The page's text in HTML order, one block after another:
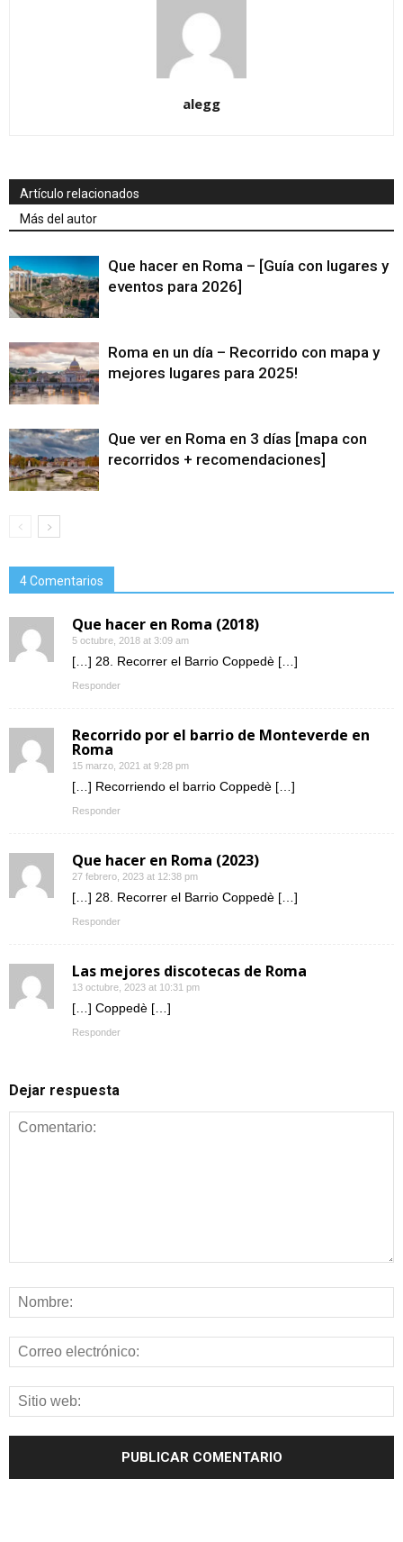
alegg
Artículo relacionados
Más del autor
Que hacer en Roma – [Guía con lugares y
eventos para 2026]
Roma en un día – Recorrido con mapa y
mejores lugares para 2025!
Que ver en Roma en 3 días [mapa con
recorridos + recomendaciones]
4 Comentarios
Que hacer en Roma (2018)
5 octubre, 2018 at 3:09 am
[…] 28. Recorrer el Barrio Coppedè […]
Responder
Recorrido por el barrio de Monteverde en
Roma
15 marzo, 2021 at 9:28 pm
[…] Recorriendo el barrio Coppedè […]
Responder
Que hacer en Roma (2023)
27 febrero, 2023 at 12:38 pm
[…] 28. Recorrer el Barrio Coppedè […]
Responder
Las mejores discotecas de Roma
13 octubre, 2023 at 10:31 pm
[…] Coppedè […]
Responder
Dejar respuesta